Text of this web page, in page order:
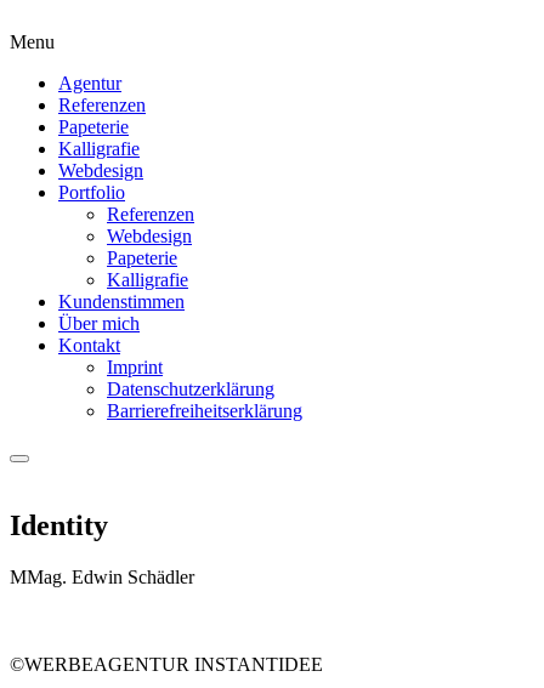
Menu
Agentur
Referenzen
Papeterie
Kalligrafie
Webdesign
Portfolio
Referenzen
Webdesign
Papeterie
Kalligrafie
Kundenstimmen
Über mich
Kontakt
Imprint
Datenschutzerklärung
Barrierefreiheitserklärung
Identity
MMag. Edwin Schädler
©WERBEAGENTUR INSTANTIDEE